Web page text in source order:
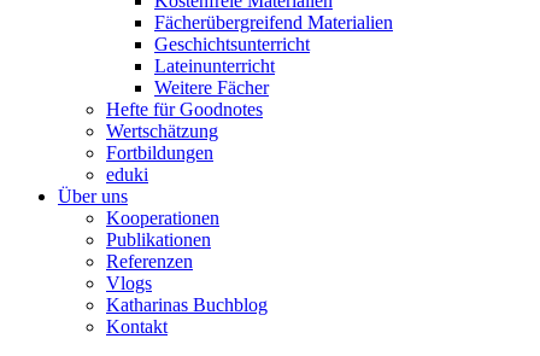
Fächerübergreifend Materialien
Geschichtsunterricht
Lateinunterricht
Weitere Fächer
Hefte für Goodnotes
Wertschätzung
Fortbildungen
eduki
Über uns
Kooperationen
Publikationen
Referenzen
Vlogs
Katharinas Buchblog
Kontakt